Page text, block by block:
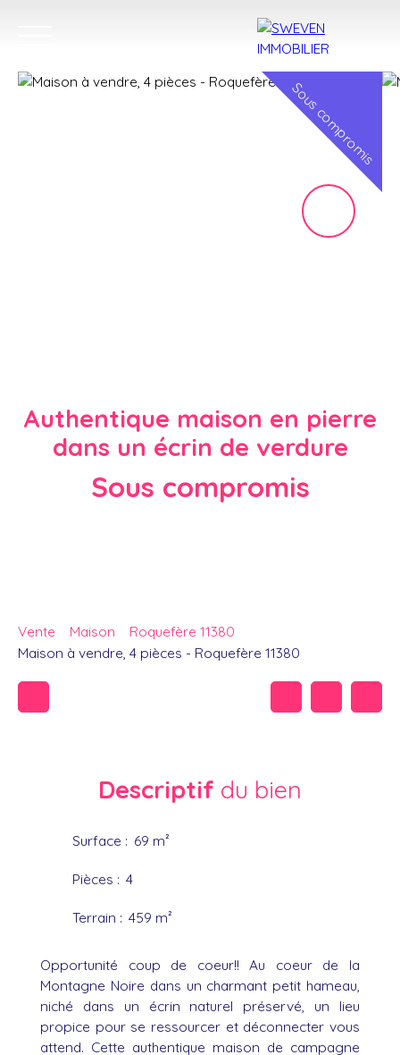
Sous compromis
Authentique maison en pierre
dans un écrin de verdure
Sous compromis
Vente Maison
Roquefère 11380
Maison à vendre, 4 pièces - Roquefère 11380
Descriptif du bien
Surface : 69 m²
Pièces : 4
Terrain : 459 m²
Opportunité coup de coeur!! Au coeur de la
Montagne Noire dans un charmant petit hameau,
niché dans un écrin naturel préservé, un lieu
propice pour se ressourcer et déconnecter vous
attend. Cette authentique maison de campagne